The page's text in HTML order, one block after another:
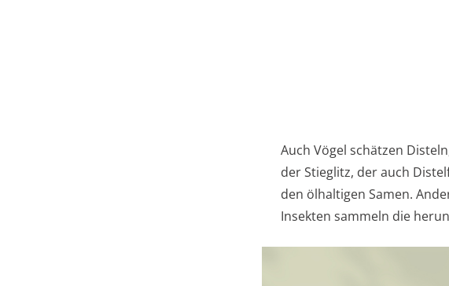
Auch Vögel schätzen
der Stieglitz, der auch
den ölhaltigen Samen.
Insekten sammeln die